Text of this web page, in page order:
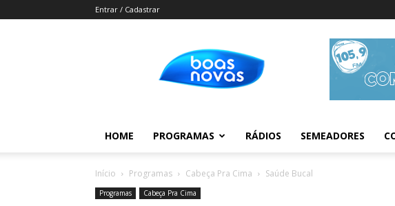
Entrar / Cadastrar
Novas
HOME PROGRAMAS RÁDIOS SEMEADORES
Início Programas Cabeça Pra Cima Saúde Bucal
Programas Cabeça Pra Cima